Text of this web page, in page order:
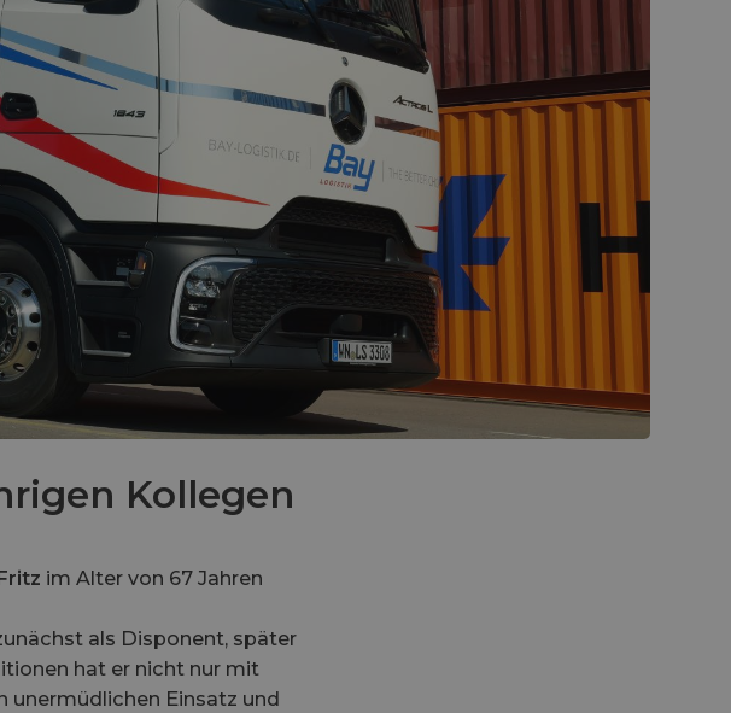
Kollegen
im Alter von 67 Jahren
als Disponent, später
hat er nicht nur mit
unermüdlichen Einsatz und